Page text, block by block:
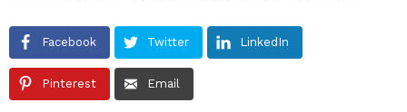
Facebook Twitter LinkedIn
Pinterest Email